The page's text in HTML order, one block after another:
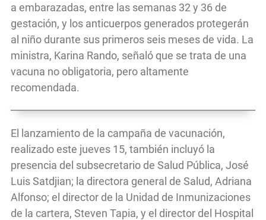
a embarazadas, entre las semanas 32 y 36 de
gestación, y los anticuerpos generados protegerán
al niño durante sus primeros seis meses de vida. La
ministra, Karina Rando, señaló que se trata de una
vacuna no obligatoria, pero altamente
recomendada.
El lanzamiento de la campaña de vacunación,
realizado este jueves 15, también incluyó la
presencia del subsecretario de Salud Pública, José
Luis Satdjian; la directora general de Salud, Adriana
Alfonso; el director de la Unidad de Inmunizaciones
de la cartera, Steven Tapia, y el director del Hospital